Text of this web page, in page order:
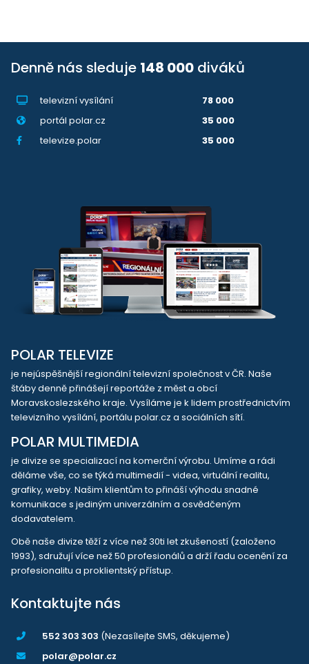
Denně nás sleduje 148 000 diváků
televizní vysílání
78 000
portál polar.cz
35 000
televize.polar
35 000
POLAR TELEVIZE
je nejúspěšnější regionální televizní společnost v ČR. Naše
štáby denně přinášejí reportáže z měst a obcí
Moravskoslezského kraje. Vysíláme je k lidem prostřednictvím
televizního vysílání, portálu polar.cz a sociálních sítí.
POLAR MULTIMEDIA
je divize se specializací na komerční výrobu. Umíme a rádi
děláme vše, co se týká multimedií - videa, virtuální realitu,
grafiky, weby. Našim klientům to přináší výhodu snadné
komunikace s jediným univerzálním a osvědčeným
dodavatelem.
Obě naše divize těží z více než 30ti let zkušeností (založeno
1993), sdružují více než 50 profesionálů a drží řadu ocenění za
profesionalitu a proklientský přístup.
Kontaktujte nás
552 303 303 (Nezasílejte SMS, děkujeme)
polar@polar.cz